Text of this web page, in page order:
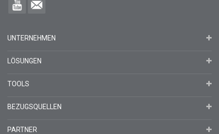
UNTERNEHMEN
LÖSUNGEN
TOOLS
BEZUGSQUELLEN
PARTNER